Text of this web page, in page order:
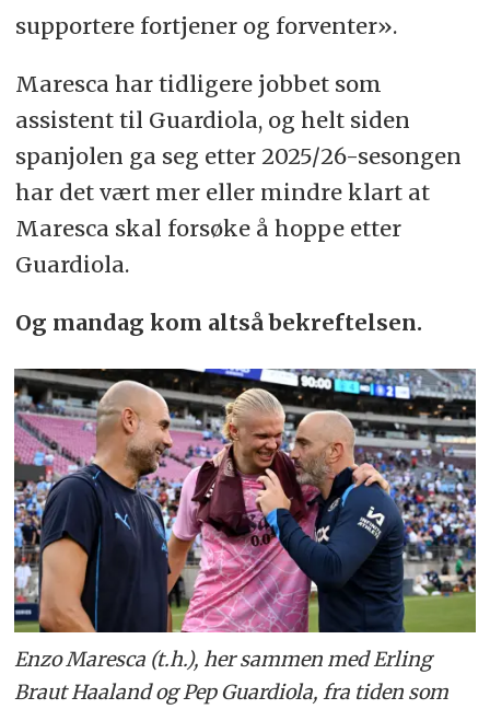
supportere fortjener og forventer».
Maresca har tidligere jobbet som
assistent til Guardiola, og helt siden
spanjolen ga seg etter 2025/26-sesongen
har det vært mer eller mindre klart at
Maresca skal forsøke å hoppe etter
Guardiola.
Og mandag kom altså bekreftelsen.
Enzo Maresca (t.h.), her sammen med Erling
Braut Haaland og Pep Guardiola, fra tiden som